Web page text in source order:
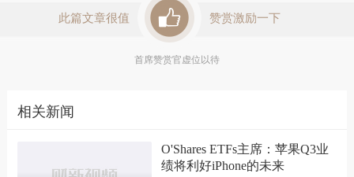
此篇文章很值 赞赏激励一下
首席赞赏官虚位以待
相关新闻
O'Shares ETFs主席：苹果Q3业
绩将利好iPhone的未来